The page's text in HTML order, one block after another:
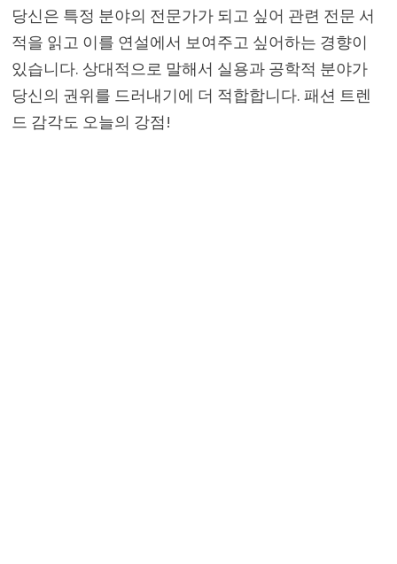
당신은 특정 분야의 전문가가 되고 싶어 관련 전문 서
적을 읽고 이를 연설에서 보여주고 싶어하는 경향이
있습니다. 상대적으로 말해서 실용과 공학적 분야가
당신의 권위를 드러내기에 더 적합합니다. 패션 트렌
드 감각도 오늘의 강점!